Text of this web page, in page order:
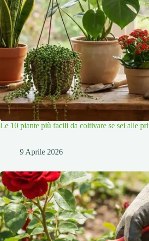
Le 10 piante più facili da coltivare se sei alle
9 Aprile 2026